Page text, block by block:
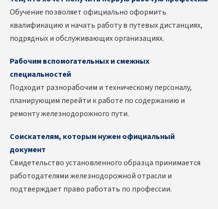
Обучение позволяет официально оформить
квалификацию и начать работу в путевых дистанциях,
подрядных и обслуживающих организациях.
Рабочим вспомогательных и смежных
специальностей
Подходит разнорабочим и техническому персоналу,
планирующим перейти к работе по содержанию и
ремонту железнодорожного пути.
Соискателям, которым нужен официальный
документ
Свидетельство установленного образца принимается
работодателями железнодорожной отрасли и
подтверждает право работать по профессии.